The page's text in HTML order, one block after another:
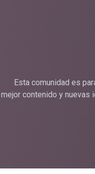
Esta comunidad es
contenido y